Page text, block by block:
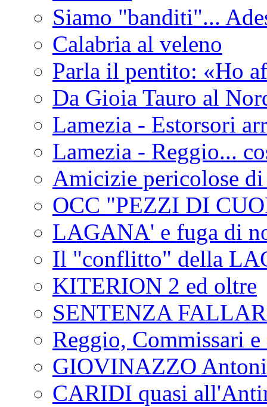
Siamo "banditi"...
Calabria al veleno
Parla il pentito: «Ho
Da Gioia Tauro al
Lamezia - Estorsori
Lamezia - Reggio...
Amicizie pericolose
OCC "PEZZI DI
LAGANA' e fuga di
Il "conflitto" della
KITERION 2 ed oltre
SENTENZA
Reggio, Commissari
GIOVINAZZO
CARIDI quasi